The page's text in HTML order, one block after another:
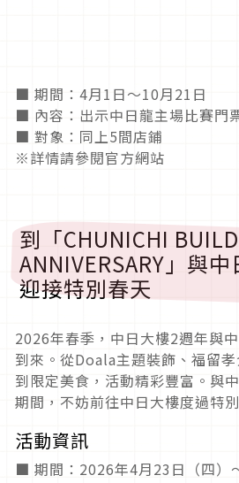
■ 期間：4月1日～10月21日
■ 內容：出示中日龍主場比賽門
■ 對象：同上5間店鋪
※詳情請參閱官方網站
到「CHUNICHI
ANNIVERSARY」與
迎接特別春天
2026年春季，中日大樓2週年與
到來。從Doala主題裝飾、福留
到限定美食，活動精彩豐富。與
期間，不妨前往中日大樓度過特
活動資訊
■ 期間：2026年4月23日（四）